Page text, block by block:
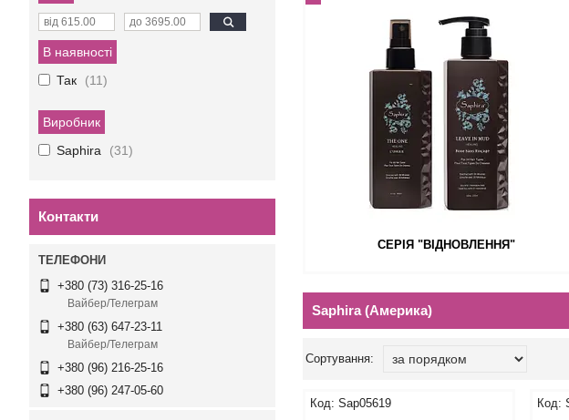
СЕРІЯ "ВІДНОВЛЕННЯ"
Saphira (Америка)
Sap05619
В наявності
Так
11
Виробник
Saphira
31
Контакти
+380 (73) 316-25-16
Вайбер/Телеграм
+380 (63) 647-23-11
Вайбер/Телеграм
+380 (96) 216-25-16
+380 (96) 247-05-60